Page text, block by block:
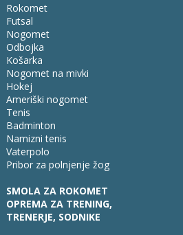
Rokomet
Futsal
Nogomet
Odbojka
Košarka
Nogomet na mivki
Hokej
Ameriški nogomet
Tenis
Badminton
Namizni tenis
Vaterpolo
Pribor za polnjenje žog
SMOLA ZA ROKOMET
OPREMA ZA TRENING,
TRENERJE, SODNIKE